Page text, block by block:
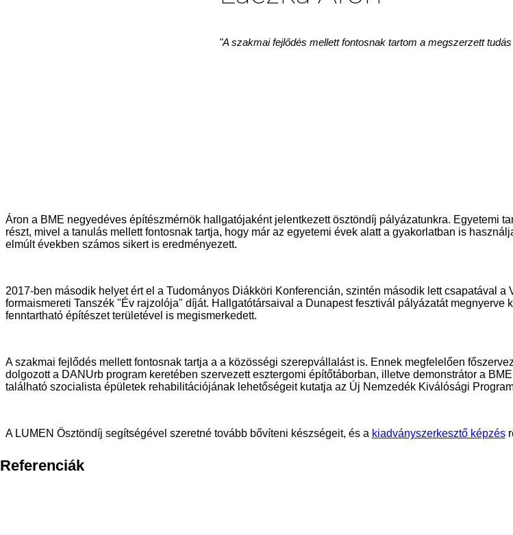
"A szakmai fejlődés mellett fontosnak tartom a megszerzett
Áron a BME negyedéves építészmérnök hallgatójaként jelentkezett ösztöndíj pályázatunkra. Egyetemi
részt, mivel a tanulás mellett fontosnak tartja, hogy már az egyetemi évek alatt a gyakorlatban is
elmúlt években számos sikert is eredményezett.
2017-ben második helyet ért el a Tudományos Diákköri Konferencián, szintén második lett csapatával
formaismereti Tanszék "Év rajzolója" díját. Hallgatótársaival a Dunapest fesztivál pályázatát
fenntartható építészet területével is megismerkedett.
A szakmai fejlődés mellett fontosnak tartja a a közösségi szerepvállalást is. Ennek megfelelően
dolgozott a DANUrb program keretében szervezett esztergomi építőtáborban, illetve demonstrátor a
található szocialista épületek rehabilitációjának lehetőségeit kutatja az Új Nemzedék Kiválósági
A LUMEN Ösztöndíj segítségével szeretné tovább bővíteni készségeit, és a kiadványszerkesztő képzés
Referenciák